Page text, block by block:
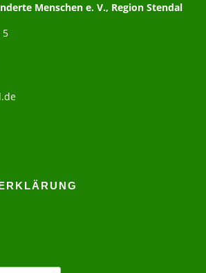
Menschen e. V., Region Stendal
5